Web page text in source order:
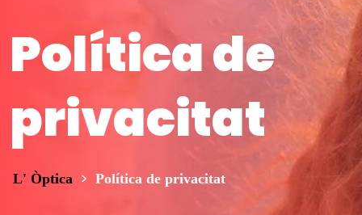
Política de
privacitat
L' Òptica > Política de privacitat